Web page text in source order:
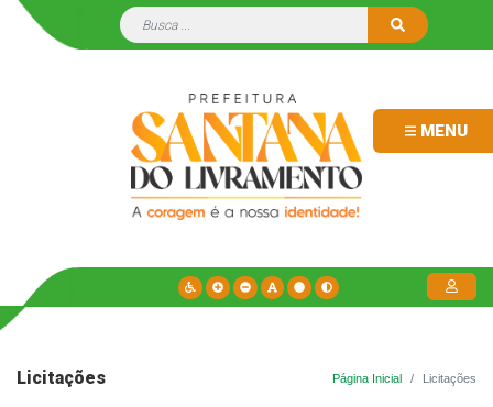
MENU
Licitações Página Inicial Licitações